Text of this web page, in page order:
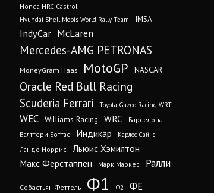
Honda HRC Castrol
Hyundai Shell Mobis World Rally Team IMSA
IndyCar McLaren
Mercedes-AMG PETRONAS
MoneyGram Haas MotoGP NASCAR
Oracle Red Bull Racing
Scuderia Ferrari Toyota Gazoo Racing WRT
WEC Williams Racing WRC
Барселона
Валттери Боттас
Индикар Карлос Сайнс
Ландо Норрис
Льюис Хэмилтон
Макс Ферстаппен
Марк Маркес Ралли
Себастьян Феттель Ф1 Ф2 ФЕ